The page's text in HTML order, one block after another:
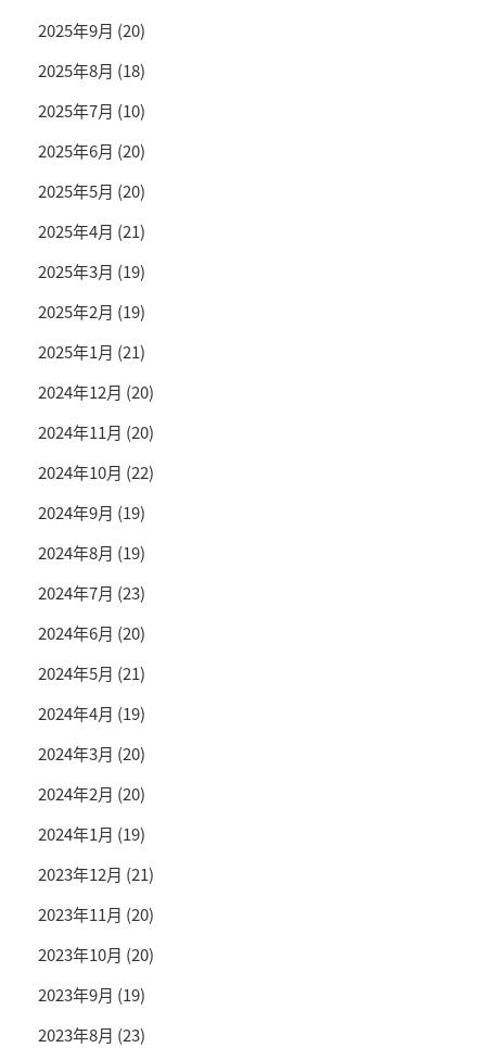
2025年9月 (20)
2025年8月 (18)
2025年7月 (10)
2025年6月 (20)
2025年5月 (20)
2025年4月 (21)
2025年3月 (19)
2025年2月 (19)
2025年1月 (21)
2024年12月 (20)
2024年11月 (20)
2024年10月 (22)
2024年9月 (19)
2024年8月 (19)
2024年7月 (23)
2024年6月 (20)
2024年5月 (21)
2024年4月 (19)
2024年3月 (20)
2024年2月 (20)
2024年1月 (19)
2023年12月 (21)
2023年11月 (20)
2023年10月 (20)
2023年9月 (19)
2023年8月 (23)